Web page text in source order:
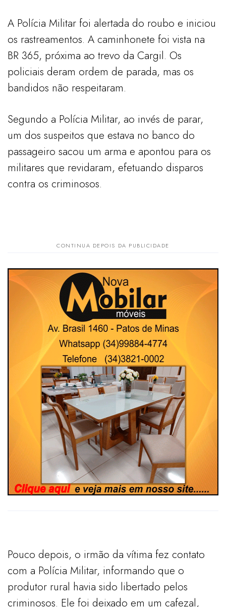
A Polícia Militar foi alertada do roubo e iniciou
os rastreamentos. A caminhonete foi vista na
BR 365, próxima ao trevo da Cargil. Os
policiais deram ordem de parada, mas os
bandidos não respeitaram.
Segundo a Polícia Militar, ao invés de parar,
um dos suspeitos que estava no banco do
passageiro sacou um arma e apontou para os
militares que revidaram, efetuando disparos
contra os criminosos.
Pouco depois, o irmão da vítima fez contato
com a Polícia Militar, informando que o
produtor rural havia sido libertado pelos
criminosos. Ele foi deixado em um cafezal,